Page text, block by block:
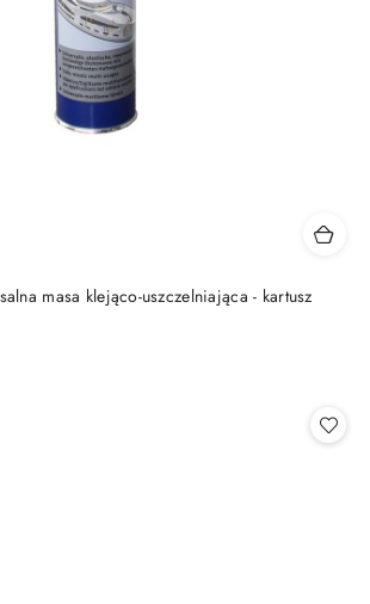
masa klejąco-uszczelniająca - kartusz